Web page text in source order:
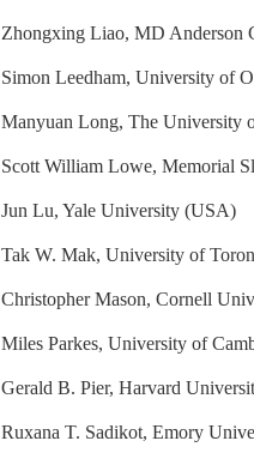
Zhongxing Liao, MD Anderson
Simon Leedham, University of
Manyuan Long, The University
Scott William Lowe, Memorial
Jun Lu, Yale University (USA)
Tak W. Mak, University of
Christopher Mason, Cornell
Miles Parkes, University of
Gerald B. Pier, Harvard
Ruxana T. Sadikot, Emory